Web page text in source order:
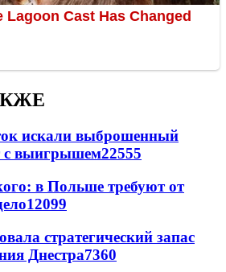
искали выброшенный
с выигрышем22555
в Польше требуют от
12099
стратегический запас
Днестра7360